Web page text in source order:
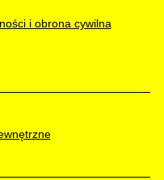
i obrona cywilna